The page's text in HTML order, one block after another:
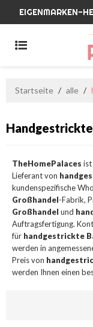
EIGENMARKEN-
Startseite / alle /
TheHomePalaces ist
Lieferant von
kundenspezifische
Großhandel-Fabrik,
Großhandel und
Auftragsfertigung.
für handgestrickte
werden in
Preis von
werden Ihnen einen